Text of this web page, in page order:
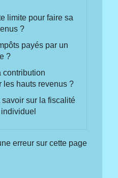
limite pour faire sa
?
payés par un
?
contribution
les hauts revenus ?
savoir sur la fiscalité
erreur sur cette page